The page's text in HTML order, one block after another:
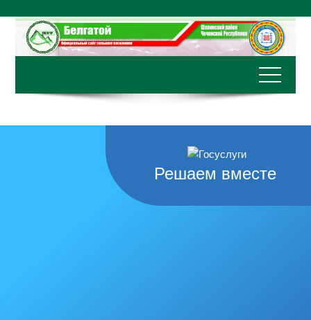
содержимому
Решаем вместе